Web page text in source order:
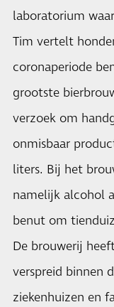
laboratorium
Tim vertelt
coronaperiode
grootste
verzoek om
onmisbaar
liters. Bij het
namelijk alcohol
benut om
De brouwerij
verspreid binnen
ziekenhuizen en